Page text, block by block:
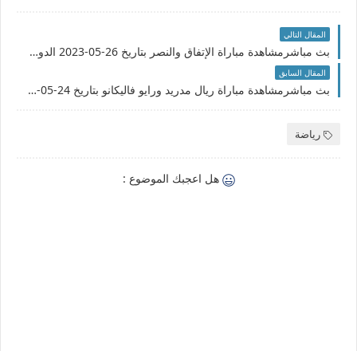
المقال التالي
بث مباشرمشاهدة مباراة الإتفاق والنصر بتاريخ 26-05-2023 الدوري السعودي
المقال السابق
بث مباشرمشاهدة مباراة ريال مدريد ورايو فاليكانو بتاريخ 24-05-2023 الدوري الاسباني
رياضة
هل اعجبك الموضوع :